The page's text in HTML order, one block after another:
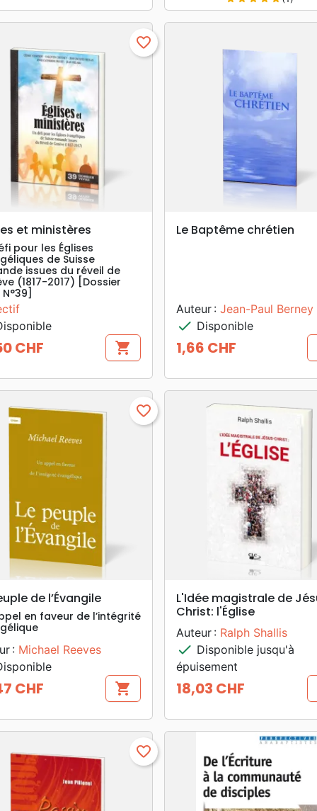
search APERÇU RAPIDE
favorite_border
et ministères
pour les Églises
de Suisse
issues du réveil de
(1817-2017) [Dossier
CHF shopping_cart
searchAPERÇU RAPIDE
Le Baptême chrétien
Auteur : Jean-Paul Berney
check Disponible
Prix
1,66 CHF
searchAPERÇU RAPIDE
favorite_border
de l’Évangile
en faveur de l’intégrité
: Michael Reeves
CHF shopping_cart
search APERÇU RAPIDE
L'Idée magistrale de
Christ: l'Église
Auteur : Ralph Shallis
check Disponible jusqu'à
épuisement
Prix
18,03 CHF
favorite_border